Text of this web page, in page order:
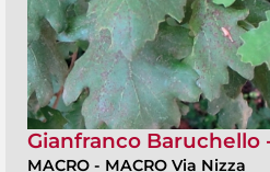
Gianfranco Baruchello
MACRO - MACRO Via Nizza